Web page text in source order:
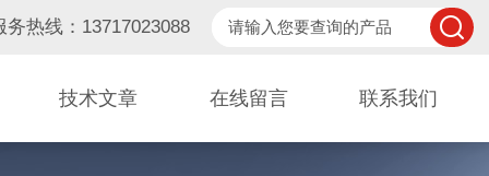
务热线：13717023088
技术文章 在线留言 联系我们